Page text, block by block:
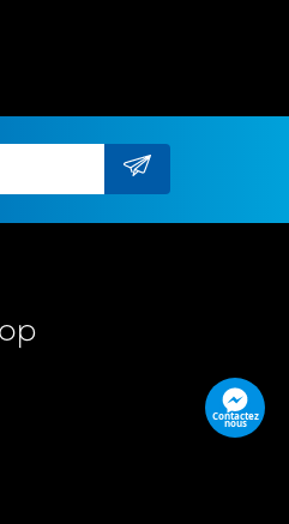
Contactez
nous